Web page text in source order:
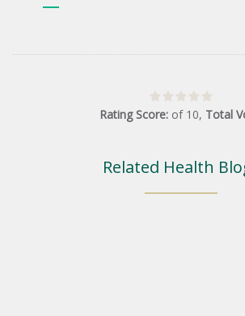
Rating Score: of 10, Total
Related Health